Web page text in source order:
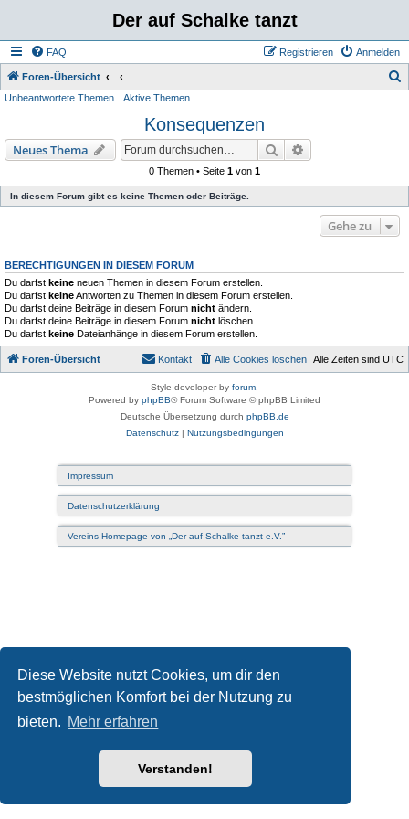
Diese Website nutzt Cookies, um dir den
bestmöglichen Komfort bei der Nutzung zu
bieten. Mehr erfahren
Verstanden!
Der auf Schalke tanzt
FAQ Anmelden
Registrieren
Foren-Übersicht
Unbeantwortete Themen Aktive Themen
Konsequenzen
Neues Thema Suche
0 Themen • Seite 1 von 1
In diesem Forum gibt es keine Themen oder Beiträge.
Gehe zu
BERECHTIGUNGEN IN DIESEM FORUM
Du darfst keine neuen Themen in diesem Forum erstellen.
Du darfst keineAntworten zu Themen in diesem Forum erstellen.
Du darfst deine Beiträge in diesem Forum nicht ändern.
Du darfst deine Beiträge in diesem Forum nicht löschen.
Du darfst keine Dateianhänge in diesem Forum erstellen.
Foren-Übersicht Alle Zeiten sind UTC
Alle Cookies löschen
Kontakt
Style developer by forum
Powered by phpBB® Forum Software © phpBB Limited
Deutsche Übersetzung durch phpBB.de
Datenschutz| Nutzungsbedingungen
Impressum
Datenschutzerklärung
Vereins-Homepage von „Der auf Schalke tanzt e.V.”